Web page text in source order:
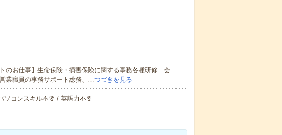
のお仕事】生命保険・損害保険に関する事務各種研修、会
業職員の事務サポート総務、…つづきを見る
ソコンスキル不要 / 英語力不要